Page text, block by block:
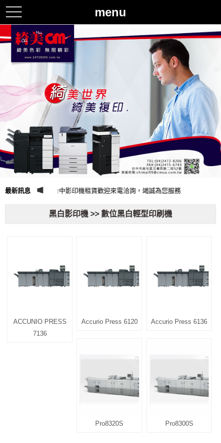
menu
toggle
navigation
最新訊息
司-影印機租賃,台中影印機租賃歡迎來電洽詢，竭誠為您服務
黑白影印機 >> 數位黑白輕型印刷機
ACCUNIO PRESS
7136
Accurio Press 6120 Accurio Press 6136
Pro8320S Pro8300S